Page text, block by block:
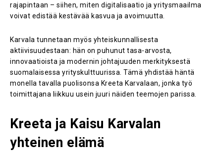
rajapintaan – siihen, miten digitalisaatio ja yritysmaailma
voivat edistää kestävää kasvua ja avoimuutta.
Karvala tunnetaan myös yhteiskunnallisesta
aktiivisuudestaan: hän on puhunut tasa-arvosta,
innovaatioista ja modernin johtajuuden merkityksestä
suomalaisessa yrityskulttuurissa. Tämä yhdistää häntä
monella tavalla puolisonsa Kreeta Karvalaan, jonka työ
toimittajana liikkuu usein juuri näiden teemojen parissa.
Kreeta ja Kaisu Karvalan
yhteinen elämä